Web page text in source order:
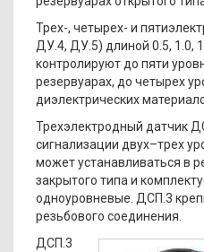
Трех-, четырех- и
ДУ.4, ДУ.5) длиной 0.5, 1.0,
контролируют до пяти
резервуарах, до четырех
диэлектрических
Трехэлектродный датчик
сигнализации двух–трех
может устанавливаться в
закрытого типа и
одноуровневые. ДСП.3
резьбового соединения.
ДСП.3